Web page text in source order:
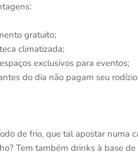
gratuito;
climatizada;
exclusivos para eventos;
do dia não pagam seu
de frio, que tal apostar numa
Tem também drinks à base